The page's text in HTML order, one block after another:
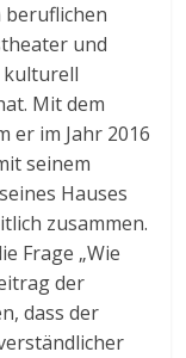
beruflichen
und
kulturell
Mit dem
er im Jahr 2016
seinem
Hauses
zusammen.
Frage „Wie
der
dass der